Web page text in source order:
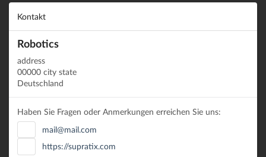
Kontakt
Robotics
address
00000 city state
Deutschland
Haben Sie Fragen oder Anmerkungen erreichen Sie uns:
mail@mail.com
https://supratix.com